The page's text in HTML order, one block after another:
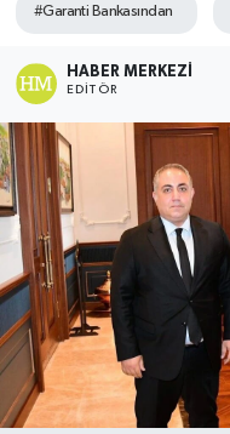
#Garanti Bankasından
HABER MERKEZI
EDITÖR